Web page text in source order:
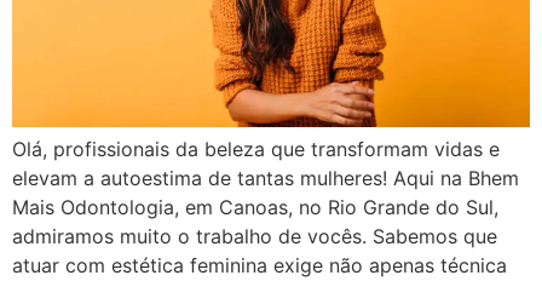
Olá, profissionais da beleza que transformam vidas e
elevam a autoestima de tantas mulheres! Aqui na Bhem
Mais Odontologia, em Canoas, no Rio Grande do Sul,
admiramos muito o trabalho de vocês. Sabemos que
atuar com estética feminina exige não apenas técnica